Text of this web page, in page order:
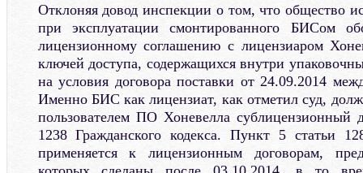
Отклоняя довод инспекции о том, что общество
при эксплуатации смонтированного БИСом
лицензионному соглашению с лицензиаром
ключей доступа, содержащихся внутри
на условия договора поставки от 24.09.2014
Именно БИС как лицензиат, как отметил суд,
пользователем ПО Хоневелла сублицензионный
1238 Гражданского кодекса. Пункт 5 статьи
применяется к лицензионным договорам,